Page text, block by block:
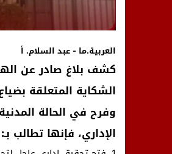
العربية.ما - عبد السلام. أ
كشف بلاغ صادر عن
الشكاية المتعلقة
وفرح في الحالة
الإداري، فإنها تطالب بـ: